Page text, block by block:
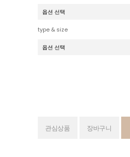
type & size
관심상품 장바구니